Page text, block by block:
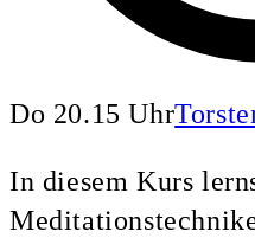
Do 20.15 Uhr
In diesem Kurs